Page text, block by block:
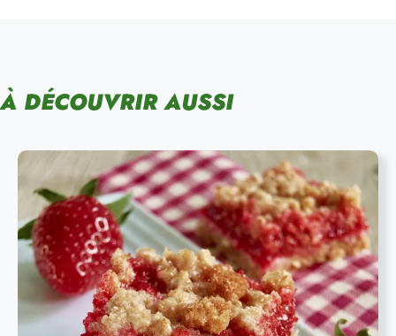
À DÉCOUVRIR AUSSI